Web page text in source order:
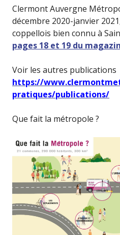
Clermont Auvergne
décembre 2020-janvier
coppellois bien connu à
pages 18 et 19 du
Voir les autres publications
https://
pratiques/publications/
Que fait la métropole ?